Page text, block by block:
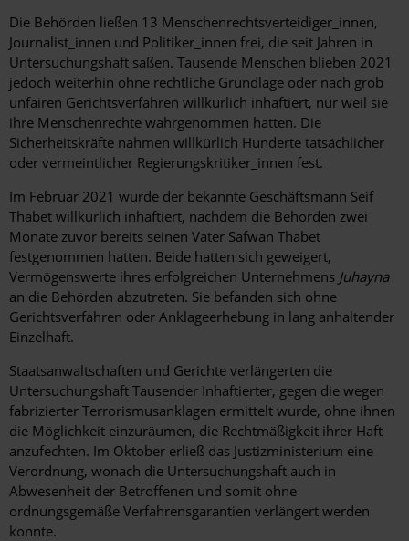
Die Behörden ließen 13 Menschenrechtsverteidiger_innen,
Journalist_innen und Politiker_innen frei, die seit Jahren in
Untersuchungshaft saßen. Tausende Menschen blieben 2021
jedoch weiterhin ohne rechtliche Grundlage oder nach grob
unfairen Gerichtsverfahren willkürlich inhaftiert, nur weil sie
ihre Menschenrechte wahrgenommen hatten. Die
Sicherheitskräfte nahmen willkürlich Hunderte tatsächlicher
oder vermeintlicher Regierungskritiker_innen fest.
Im Februar 2021 wurde der bekannte Geschäftsmann Seif
Thabet willkürlich inhaftiert, nachdem die Behörden zwei
Monate zuvor bereits seinen Vater Safwan Thabet
festgenommen hatten. Beide hatten sich geweigert,
Vermögenswerte ihres erfolgreichen Unternehmens Juhayna
an die Behörden abzutreten. Sie befanden sich ohne
Gerichtsverfahren oder Anklageerhebung in lang anhaltender
Einzelhaft.
Staatsanwaltschaften und Gerichte verlängerten die
Untersuchungshaft Tausender Inhaftierter, gegen die wegen
fabrizierter Terrorismusanklagen ermittelt wurde, ohne ihnen
die Möglichkeit einzuräumen, die Rechtmäßigkeit ihrer Haft
anzufechten. Im Oktober erließ das Justizministerium eine
Verordnung, wonach die Untersuchungshaft auch in
Abwesenheit der Betroffenen und somit ohne
ordnungsgemäße Verfahrensgarantien verlängert werden
konnte.